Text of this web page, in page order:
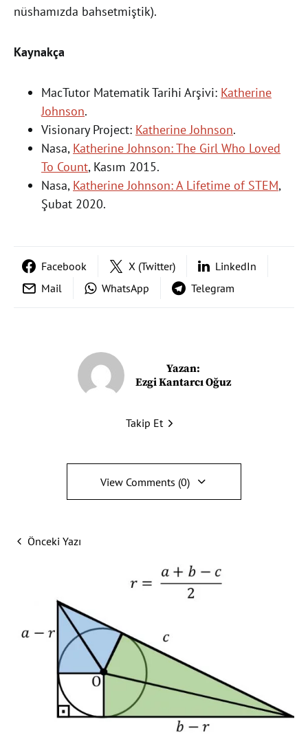
nüshamızda bahsetmiştik).
Kaynakça
MacTutor Matematik Tarihi Arşivi: Katherine
Johnson.
Visionary Project: Katherine Johnson.
Nasa, Katherine Johnson: The Girl Who Loved
To Count, Kasım 2015.
Nasa, Katherine Johnson: A Lifetime of STEM,
Şubat 2020.
Facebook X (Twitter)
LinkedIn
Mail
WhatsApp Telegram
Yazan:
Ezgi Kantarcı Oğuz
Takip Et
View Comments (0)
Önceki Yazı